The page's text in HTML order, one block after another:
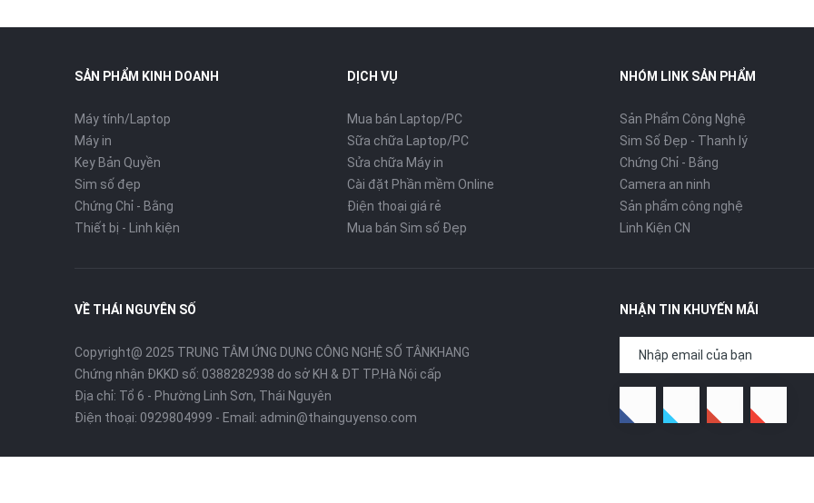
SẢN PHẨM KINH DOANH
Máy tính/Laptop
Máy in
Key Bản Quyền
Sim số đẹp
Chứng Chỉ - Bằng
Thiết bị - Linh kiện
DỊCH VỤ
Mua bán Laptop/PC
Sữa chữa Laptop/PC
Sửa chữa Máy in
Cài đặt Phần mềm Online
Điện thoại giá rẻ
Mua bán Sim số Đẹp
NHÓM LINK SẢN PHẨM
Sản Phẩm Công Nghệ
Sim Số Đẹp - Thanh lý
Chứng Chỉ - Bằng
Camera an ninh
Sản phẩm công nghệ
Linh Kiện CN
VỀ THÁI NGUYÊN SỐ
Copyright@ 2025 TRUNG TÂM ỨNG DỤNG CÔNG NGHỆ SỐ TÂNKHANG
Chứng nhận ĐKKD số: 0388282938 do sở KH & ĐT TP.Hà Nội cấp
Địa chỉ: Tổ 6 - Phường Linh Sơn, Thái Nguyên
Điện thoại: 0929804999 - Email: admin@thainguyenso.com
NHẬN TIN KHUYẾN MÃI